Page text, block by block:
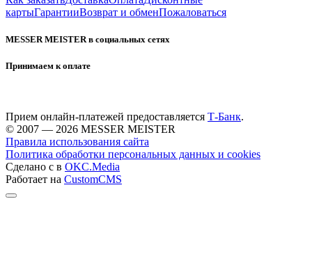
картыГарантииВозврат и обменПожаловаться
MESSER MEISTER в социальных сетях
Принимаем к оплате
Прием онлайн-платежей предоставляется Т-Банк.
© 2007 — 2026 MESSER MEISTER
Правила использования сайта
Политика обработки персональных данных и cookies
Сделано с в OKC.Media
Работает на CustomCMS